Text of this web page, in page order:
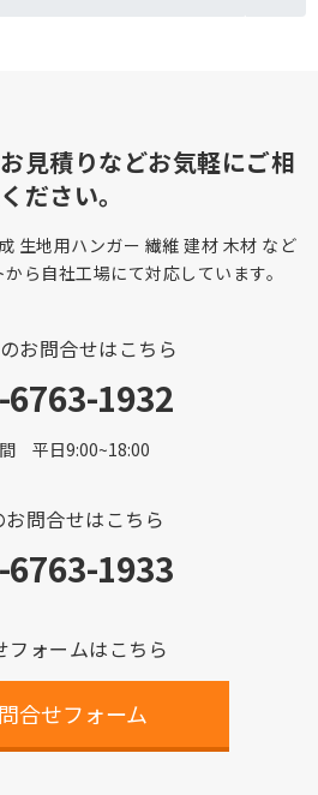
見積りなどお気軽にご相
ださい。
生地用ハンガー 繊維 建材 木材 など
ら自社工場にて対応しています。
お問合せはこちら
6763-1932
平日9:00~18:00
お問合せはこちら
6763-1933
フォームはこちら
合せフォーム